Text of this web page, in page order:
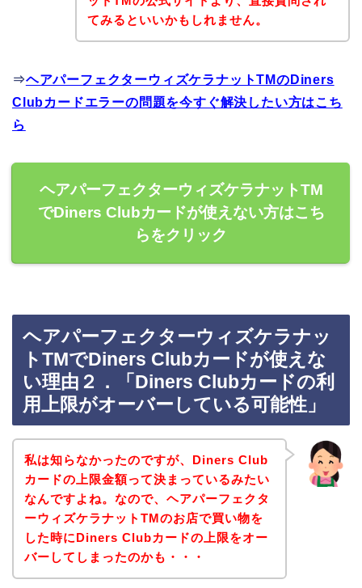
てみるといいかもしれません。
⇒ヘアパーフェクターウィズケラナットTMのDiners
Clubカードエラーの問題を今すぐ解決したい方はこち
ら
ヘアパーフェクターウィズケラナットTM
でDiners Clubカードが使えない方はこち
らをクリック
ヘアパーフェクターウィズケラナッ
トTMでDiners Clubカードが使えな
い理由２．「Diners Clubカードの利
用上限がオーバーしている可能性」
私は知らなかったのですが、Diners Club
カードの上限金額って決まっているみたい
なんですよね。なので、ヘアパーフェクタ
ーウィズケラナットTMのお店で買い物を
した時にDiners Clubカードの上限をオー
バーしてしまったのかも・・・